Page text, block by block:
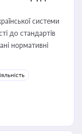
системи
до стандартів
нормативні